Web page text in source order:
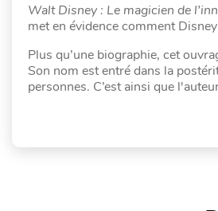
Walt Disney : Le magicien de
met en évidence comment
Plus qu’une biographie, cet
Son nom est entré dans la
personnes. C’est ainsi que